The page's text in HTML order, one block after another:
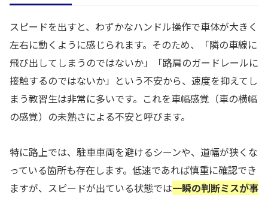
スピードを出すと、わずかなハンドル操作で車体が大きく
左右に動くように感じられます。そのため、「隣の車線に
飛び出してしまうのではないか」「路肩のガードレールに
接触するのではないか」という不安から、速度を抑えてし
まう教習生は非常に多いです。これを車幅感覚（車の横幅
の感覚）の未熟さによる不安と呼びます。
特に路上では、駐車車両を避けるシーンや、道幅が狭くな
っている箇所も存在します。低速であれば慎重に確認でき
ますが、スピードが出ている状態では一瞬の判断ミスが事